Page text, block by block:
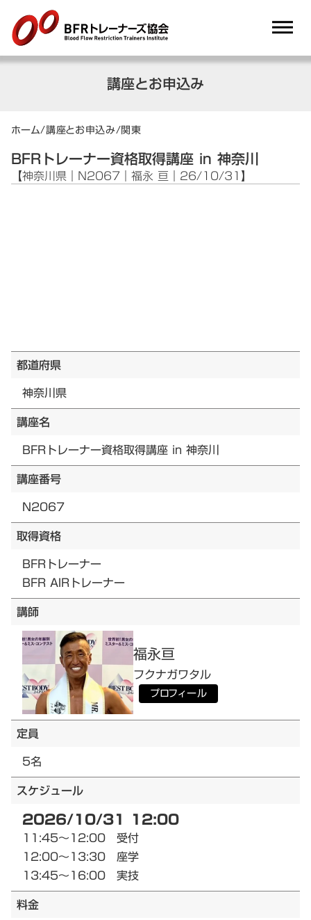
講座とお申込み
ホーム/講座とお申込み/関東
BFRトレーナー資格取得講座 in 神奈川
【神奈川県｜N2067｜福永 亘｜26/10/31】
都道府県
神奈川県
講座名
BFRトレーナー資格取得講座 in 神奈川
講座番号
N2067
取得資格
BFRトレーナー
BFR AIRトレーナー
講師
福永亘
フクナガワタル
プロフィール
定員
5名
スケジュール
2026/10/31 12:00
11:45～12:00 受付
12:00～13:30 座学
13:45～16:00 実技
料金
dehaze